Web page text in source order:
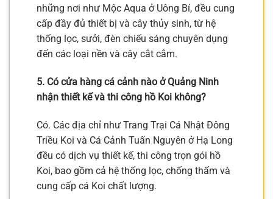
những nơi như Mộc Aqua ở Uông Bí, đều cung
cấp đầy đủ thiết bị và cây thủy sinh, từ hệ
thống lọc, sưởi, đèn chiếu sáng chuyên dụng
đến các loại nền và cây cắt cắm.
5. Có cửa hàng cá cảnh nào ở Quảng Ninh
nhận thiết kế và thi công hồ Koi không?
Có. Các địa chỉ như Trang Trại Cá Nhật Đông
Triều Koi và Cá Cảnh Tuấn Nguyên ở Hạ Long
đều có dịch vụ thiết kế, thi công trọn gói hồ
Koi, bao gồm cả hệ thống lọc, chống thấm và
cung cấp cá Koi chất lượng.